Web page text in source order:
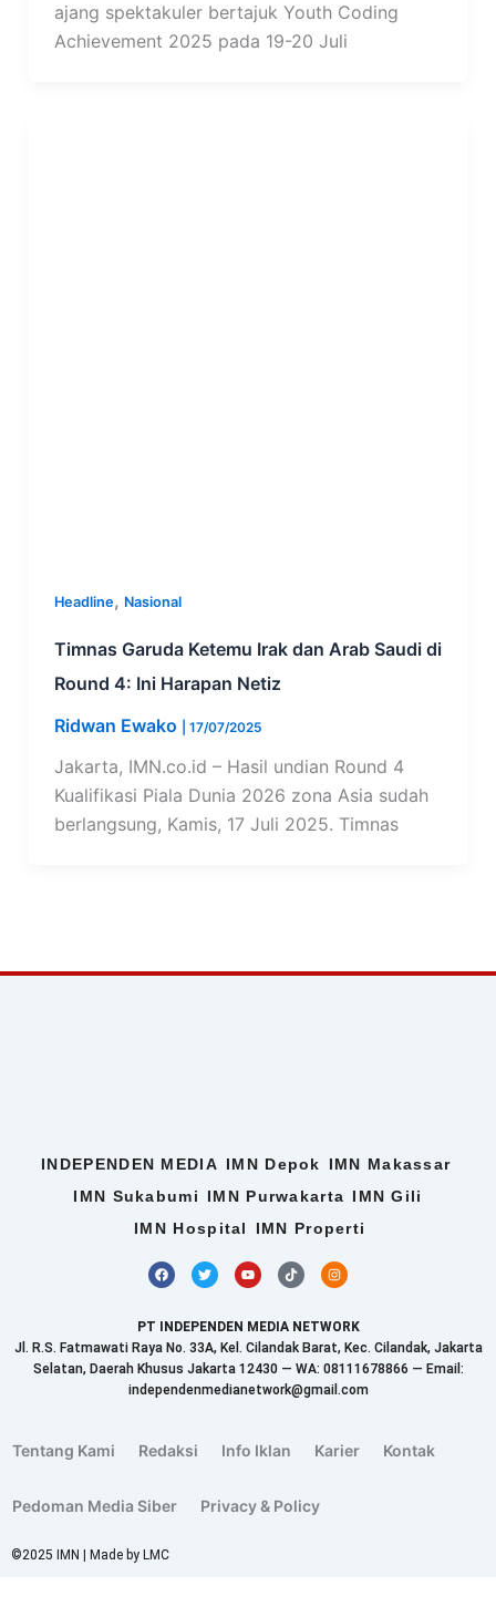
ajang spektakuler bertajuk Youth Coding
Achievement 2025 pada 19-20 Juli
Headline, Nasional
Timnas Garuda Ketemu Irak dan Arab Saudi di
Round 4: Ini Harapan Netiz
Ridwan Ewako
17/07/2025
Jakarta, IMN.co.id – Hasil undian Round 4
Kualifikasi Piala Dunia 2026 zona Asia sudah
berlangsung, Kamis, 17 Juli 2025. Timnas
INDEPENDEN MEDIA IMN Depok
IMN Makassar
IMN Sukabumi
IMN Purwakarta IMN Gili
IMN Hospital
IMN Properti
F
a
c
b
o
o
T
w
i
t
e
r
Y
o
u
u
b
e
T
i
k
o
k
I
n
s
a
g
r
a
m
PT INDEPENDEN MEDIA NETWORK
Jl. R.S. Fatmawati Raya No. 33A, Kel. Cilandak Barat, Kec. Cilandak, Jakarta
Selatan, Daerah Khusus Jakarta 12430 — WA: 08111678866 — Email:
independenmedianetwork@gmail.com
Tentang Kami Redaksi Info Iklan Karier Kontak
Pedoman Media Siber Privacy & Policy
©2025 IMN | Made by LMC